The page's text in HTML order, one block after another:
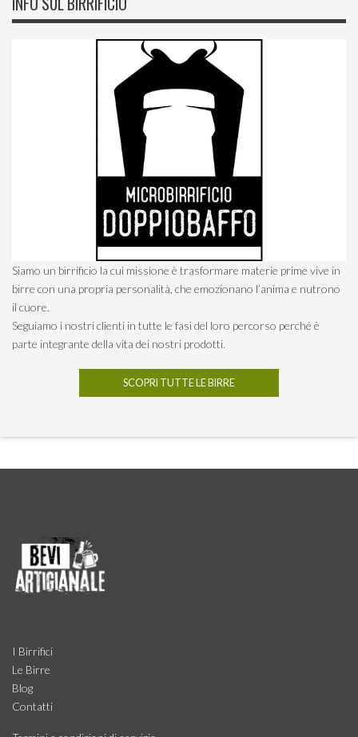
Siamo un birrificio la cui missione è trasformare materie prime vive in
birre con una propria personalità, che emozionano l’anima e nutrono
il cuore.
Seguiamo i nostri clienti in tutte le fasi del loro percorso perché è
parte integrante della vita dei nostri prodotti.
SCOPRI TUTTE LE BIRRE
I Birrifici
Le Birre
Blog
Contatti